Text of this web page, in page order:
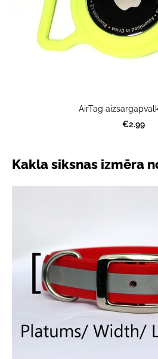
Kakla siksnas izmēra
AirTag
€2.99